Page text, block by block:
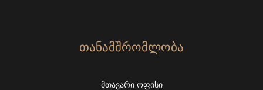
ᲗᲐᲜᲐᲛᲨᲠᲝᲛᲚᲝᲑᲐ
ᲛᲗᲐᲕᲐᲠᲘ ᲝᲤᲘᲡᲘ